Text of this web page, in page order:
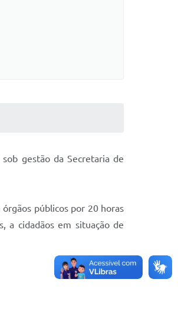
gestão da Secretaria de
públicos por 20 horas
a cidadãos em situação de